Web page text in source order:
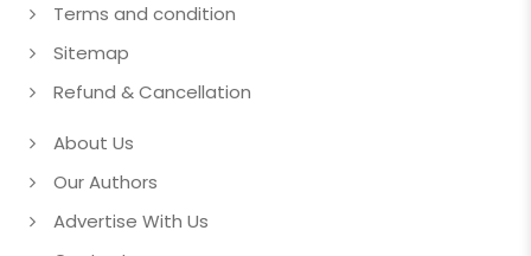
Terms and condition
Sitemap
Refund & Cancellation
About Us
Our Authors
Advertise With Us